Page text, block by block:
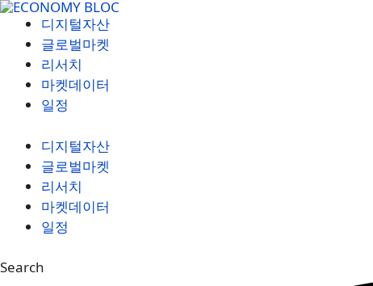
컨
디지털자산
글로벌마켓
리서치
마켓데이터
일정
디지털자산
글로벌마켓
리서치
마켓데이터
일정
Search